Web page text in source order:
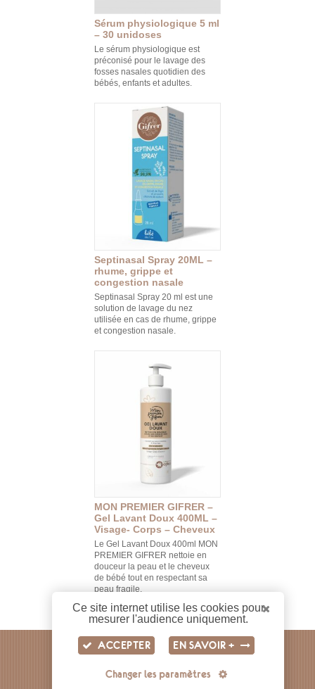
Sérum physiologique 5 ml
– 30 unidoses
Le sérum physiologique est
préconisé pour le lavage des
fosses nasales quotidien des
bébés, enfants et adultes.
Septinasal Spray 20ML –
rhume, grippe et
congestion nasale
Septinasal Spray 20 ml est une
solution de lavage du nez
utilisée en cas de rhume, grippe
et congestion nasale.
MON PREMIER GIFRER –
Gel Lavant Doux 400ML –
Visage- Corps – Cheveux
Le Gel Lavant Doux 400ml MON
PREMIER GIFRER nettoie en
douceur la peau et le cheveux
de bébé tout en respectant sa
peau fragile.
LABORATOIRE GIFRER
10 AVENUE DES CANUTS
Ce site internet utilise les cookies pour
mesurer l'audience uniquement.
ACCEPTER EN SAVOIR +
Changer les paramètres